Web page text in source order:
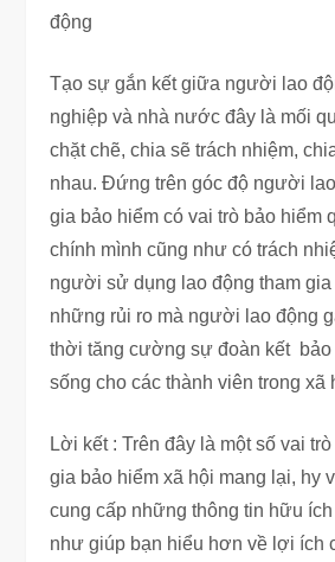
động
Tạo sự gắn kết giữa người lao
nghiệp và nhà nước đây là mối
chặt chẽ, chia sẽ trách nhiệm,
nhau. Đứng trên góc độ người
gia bảo hiểm có vai trò bảo hiểm
chính mình cũng như có trách
người sử dụng lao động tham
những rủi ro mà người lao động
thời tăng cường sự đoàn kết bảo
sống cho các thành viên trong xã
Lời kết : Trên đây là một số vai
gia bảo hiểm xã hội mang lại, hy
cung cấp những thông tin hữu
như giúp bạn hiểu hơn về lợi ích